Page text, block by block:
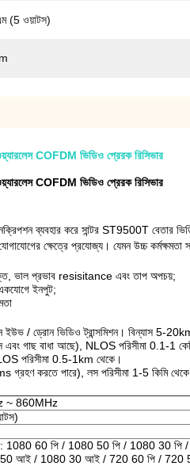
(5 ওয়াটস)
COFDM ভিডিও প্রেরক রিসিভার
COFDM ভিডিও প্রেরক রিসিভার
ব্যবহার করে সান্টর ST9500T বেতার ভিডিও
ক্ষেত্রে প্রযোজ্য। যেমন উচ্চ
ভাল প্রভাব resisitance এবং তাপ অপচয়;
ইনপুট;
ইউভ / ড্রোন ভিডিও ট্রান্সমিশন। বিন্যাস 5-
গাছ বাধা আছে), NLOS পরিসীমা 0.1-1
পরিসীমা 0.5-1km থেকে।
গ্রহণ করতে পারে), লস পরিসীমা 1-5 কিমি
~ 860MHz
1080 60 পি / 1080 50 পি / 1080 30
আই / 1080 30 আই / 720 60 পি / 720